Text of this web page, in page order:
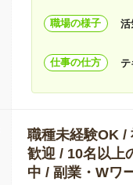
職場の様子 活
仕事の仕方 テ
職種未経験OK /
歓迎 / 10名以上
中 / 副業・Wワ